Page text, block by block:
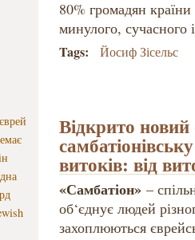
80% громадян
минулого, сучасного
Tags: Йосиф Зісельс
Відкрито
витоків: від
«Самбатіон»–
об‘єднує людей
захоплюються